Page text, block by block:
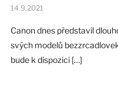
14.9.2021
Canon dnes představil
svých modelů
bude k dispozici […]